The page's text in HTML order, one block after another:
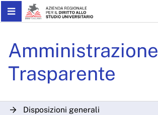
Skip to Main Content
Amministrazione
Trasparente
Disposizioni generali